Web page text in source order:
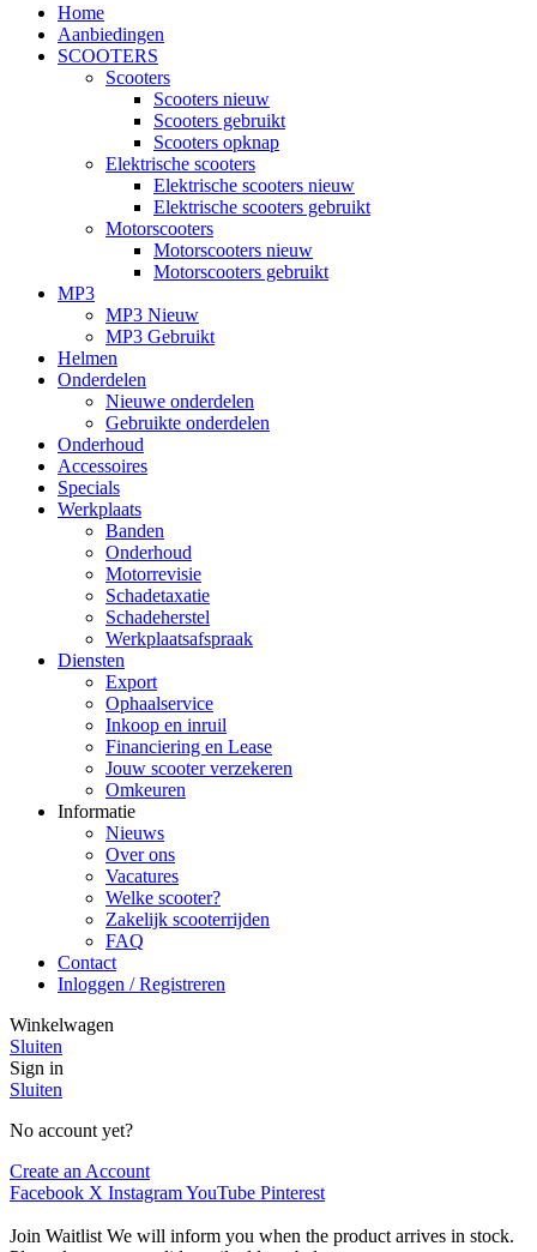
Home
Aanbiedingen
SCOOTERS
Scooters
Scooters nieuw
Scooters gebruikt
Scooters opknap
Elektrische scooters
Elektrische scooters nieuw
Elektrische scooters gebruikt
Motorscooters
Motorscooters nieuw
Motorscooters gebruikt
MP3
MP3 Nieuw
MP3 Gebruikt
Helmen
Onderdelen
Nieuwe onderdelen
Gebruikte onderdelen
Onderhoud
Accessoires
Specials
Werkplaats
Banden
Onderhoud
Motorrevisie
Schadetaxatie
Schadeherstel
Werkplaatsafspraak
Diensten
Export
Ophaalservice
Inkoop en inruil
Financiering en Lease
Jouw scooter verzekeren
Omkeuren
Informatie
Nieuws
Over ons
Vacatures
Welke scooter?
Zakelijk scooterrijden
FAQ
Contact
Inloggen / Registreren
Winkelwagen
Sluiten
Sign in
Sluiten
No account yet?
Create an Account
Facebook X InstagramYouTube Pinterest
Join Waitlist We will inform you when the product arrives in stock.